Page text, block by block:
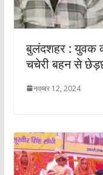
बुलंदशहर : युवक
चचेरी बहन से
नवम्बर 12, 2024